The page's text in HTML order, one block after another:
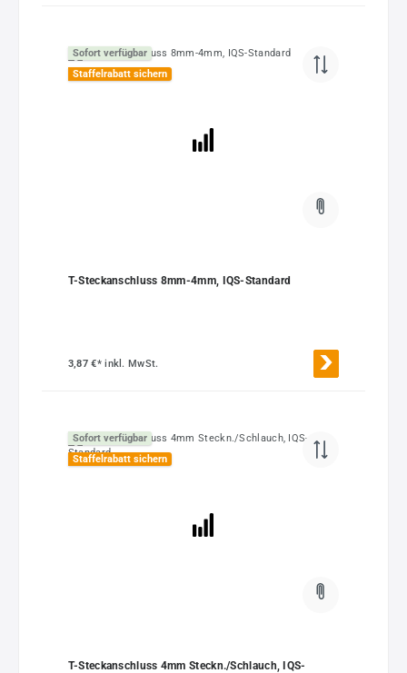
Sofort verfügbar
Staffelrabatt sichern
T-Steckanschluss 8mm-4mm, IQS-Standard
3,87 €*inkl. MwSt.
Sofort verfügbar
Staffelrabatt sichern
T-Steckanschluss 4mm Steckn./Schlauch, IQS-